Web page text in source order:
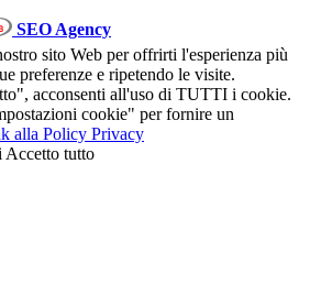
SEO Agency
sito Web per offrirti l'esperienza più
preferenze e ripetendo le visite.
acconsenti all'uso di TUTTI i cookie.
cookie" per fornire un
alla Policy Privacy
Accetto tutto